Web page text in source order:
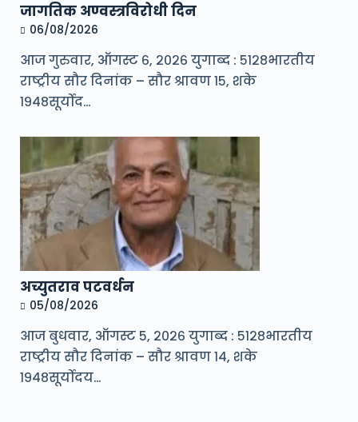
जागतिक अण्वस्त्रविरोधी दिन
06/08/2026
आज गुरुवार, ऑगस्ट ६, २०२६ युगाब्द : ५१२८भारतीय
राष्ट्रीय सौर दिनांक – सौर श्रावण १५, शके
१९४८सूर्योद…
अच्युतराव पटवर्धन
05/08/2026
आज बुधवार, ऑगस्ट ५, २०२६ युगाब्द : ५१२८भारतीय
राष्ट्रीय सौर दिनांक – सौर श्रावण १४, शके
१९४८सूर्योदय…